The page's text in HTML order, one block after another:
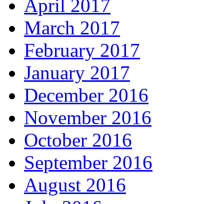
April 2017
March 2017
February 2017
January 2017
December 2016
November 2016
October 2016
September 2016
August 2016